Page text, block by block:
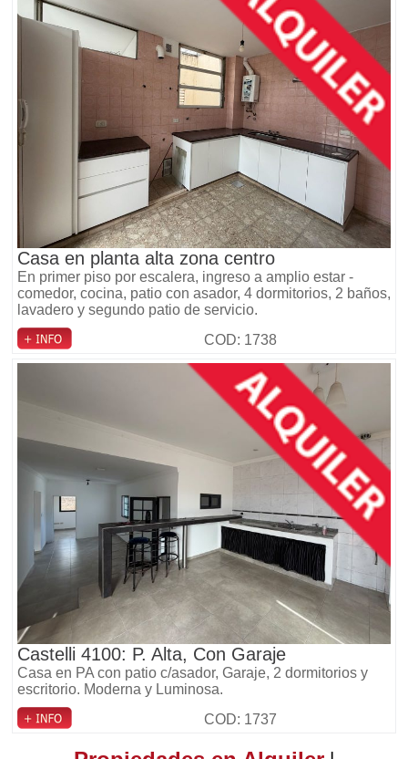
Casa en planta alta zona centro
En primer piso por escalera, ingreso a amplio estar -
comedor, cocina, patio con asador, 4 dormitorios, 2 baños,
lavadero y segundo patio de servicio.
COD: 1738
Castelli 4100: P. Alta, Con Garaje
Casa en PA con patio c/asador, Garaje, 2 dormitorios y
escritorio. Moderna y Luminosa.
COD: 1737